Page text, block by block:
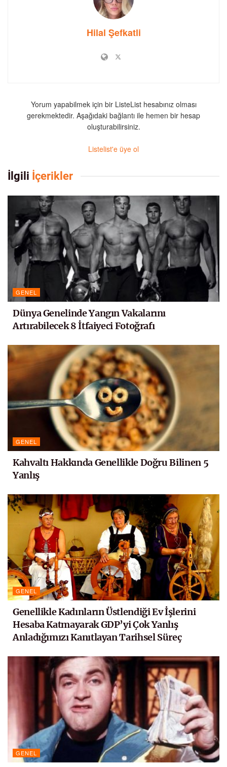
Hilal Şefkatli
Yorum yapabilmek için bir ListeList hesabınız olması
gerekmektedir. Aşağıdaki bağlantı ile hemen bir hesap
oluşturabilirsiniz.
Listelist'e üye ol
İlgili İçerikler
GENEL
Dünya Genelinde Yangın Vakalarını
Artırabilecek 8 İtfaiyeci Fotoğrafı
GENEL
Kahvaltı Hakkında Genellikle Doğru Bilinen 5
Yanlış
GENEL
Genellikle Kadınların Üstlendiği Ev İşlerini
Hesaba Katmayarak GDP’yi Çok Yanlış
Anladığımızı Kanıtlayan Tarihsel Süreç
GENEL